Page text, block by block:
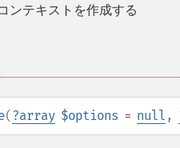
ンテキストを作成する
(?array $options = null ,